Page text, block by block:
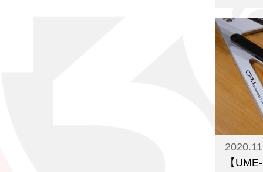
【